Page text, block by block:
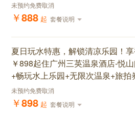
未预约免费取消
￥888 起 套餐说明
夏日玩水特惠，解锁清凉乐园！
￥898起住广州三英温泉酒店-悦
+畅玩水上乐园+无限次温泉+旅拍
未预约免费取消
￥898 起 套餐说明